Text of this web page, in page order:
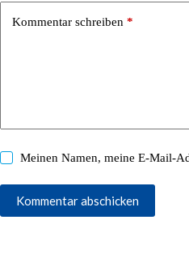
Kommentar schreiben *
Meinen Namen, meine E-Mail-
Kommentar abschicken